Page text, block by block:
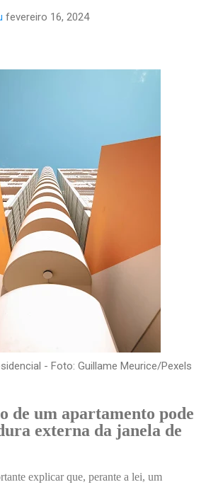
fevereiro 16, 2024
- Foto: Guillame Meurice/Pexels
de um apartamento pode
externa da janela de
explicar que, perante a lei, um